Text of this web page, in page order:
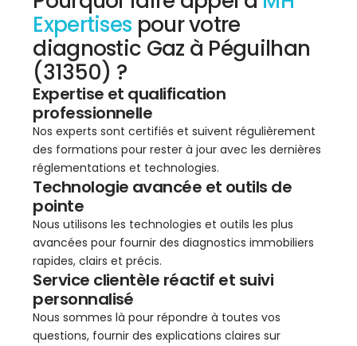
Expertises pour votre
diagnostic Gaz à Péguilhan
(31350) ?
Expertise et qualification
professionnelle
Nos experts sont certifiés et suivent régulièrement
des formations pour rester à jour avec les dernières
réglementations et technologies.
Technologie avancée et outils de
pointe
Nous utilisons les technologies et outils les plus
avancées pour fournir des diagnostics immobiliers
rapides, clairs et précis.
Service clientèle réactif et suivi
personnalisé
Nous sommes là pour répondre à toutes vos
questions, fournir des explications claires sur